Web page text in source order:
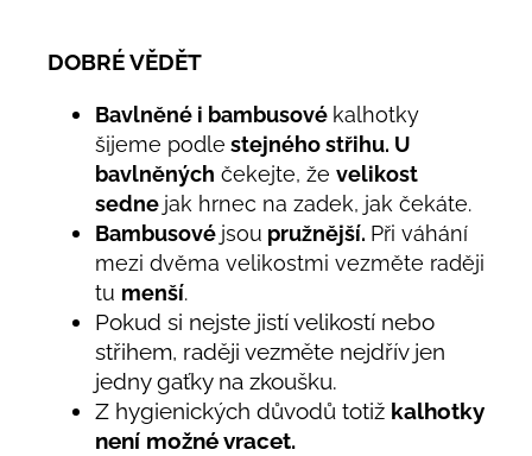
DOBRÉ VĚDĚT
Bavlněné i bambusové kalhotky
šijeme podle stejného střihu. U
bavlněných čekejte, že velikost
sedne jak hrnec na zadek, jak čekáte.
Bambusové jsou pružnější. Při váhání
mezi dvěma velikostmi vezměte raději
tu menší.
Pokud si nejste jistí velikostí nebo
střihem, raději vezměte nejdřív jen
jedny gaťky na zkoušku.
Z hygienických důvodů totiž kalhotky
není možné vracet.